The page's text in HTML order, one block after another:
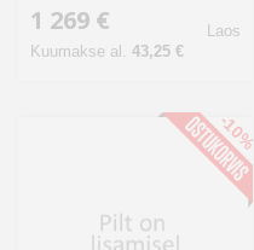
1 269 €
Kuumakse al. 43,25 €
Laos
-10%